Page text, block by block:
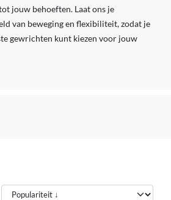
jouw behoeften. Laat ons je
van beweging en flexibiliteit, zodat je
gewrichten kunt kiezen voor jouw